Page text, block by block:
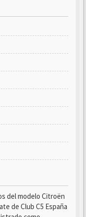
del modelo Citroën
de Club C5 España